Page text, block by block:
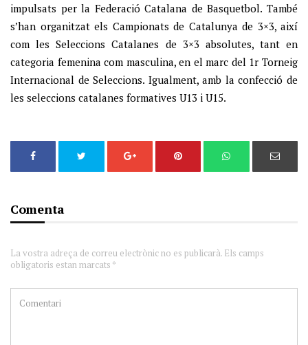
impulsats per la Federació Catalana de Basquetbol. També
s’han organitzat els Campionats de Catalunya de 3×3, així
com les Seleccions Catalanes de 3×3 absolutes, tant en
categoria femenina com masculina, en el marc del 1r Torneig
Internacional de Seleccions. Igualment, amb la confecció de
les seleccions catalanes formatives U13 i U15.
Comenta
La vostra adreça de correu electrònic no es publicarà. Els camps
obligatoris estan marcats *